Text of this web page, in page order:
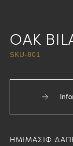
OAK
SKU-801
ΗΜΙΜΑΣΙΦ